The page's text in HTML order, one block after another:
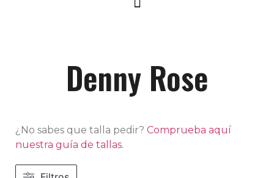
Denny Rose
¿No sabes que talla pedir? Comprueba aquí
nuestra guía de tallas.